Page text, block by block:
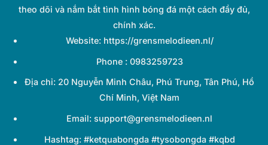
theo dõi và nắm bắt tình hình bóng đá một cách đầy đủ,
chính xác.
Website: https://grensmelodieen.nl/
Phone : 0983259723
Địa chỉ: 20 Nguyễn Minh Châu, Phú Trung, Tân Phú, Hồ
Chí Minh, Việt Nam
Email:support@grensmelodieen.nl
Hashtag: #ketquabongda #tysobongda #kqbd